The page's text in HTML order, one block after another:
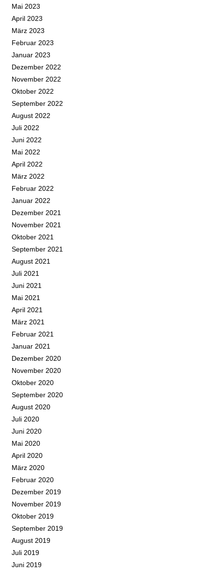
Mai 2023
April 2023
März 2023
Februar 2023
Januar 2023
Dezember 2022
November 2022
Oktober 2022
September 2022
August 2022
Juli 2022
Juni 2022
Mai 2022
April 2022
März 2022
Februar 2022
Januar 2022
Dezember 2021
November 2021
Oktober 2021
September 2021
August 2021
Juli 2021
Juni 2021
Mai 2021
April 2021
März 2021
Februar 2021
Januar 2021
Dezember 2020
November 2020
Oktober 2020
September 2020
August 2020
Juli 2020
Juni 2020
Mai 2020
April 2020
März 2020
Februar 2020
Dezember 2019
November 2019
Oktober 2019
September 2019
August 2019
Juli 2019
Juni 2019